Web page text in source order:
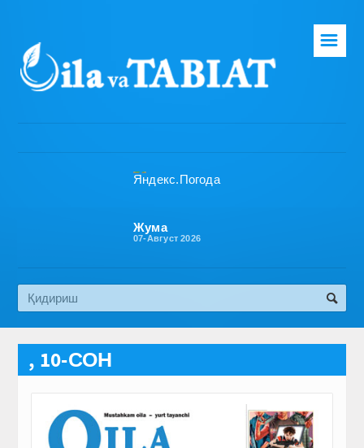
Бош саҳифа
Эко медиа
☰
Жума
07-Август 2026
, 10-СОН